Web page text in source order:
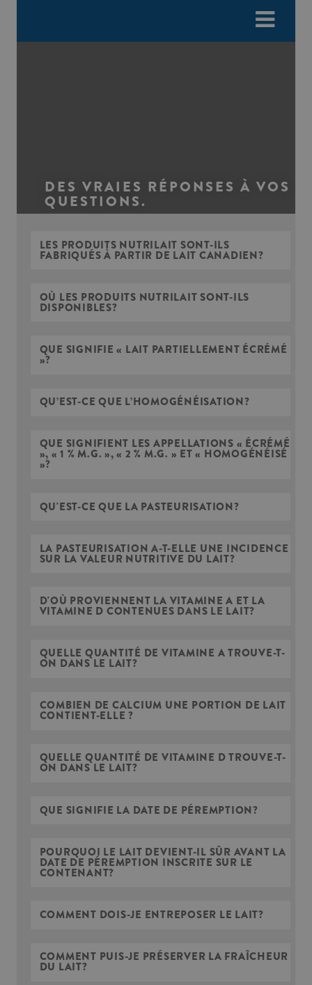
e
a
d
DES VRAIES RÉPONSES À VOS
QUESTIONS.
LES PRODUITS NUTRILAIT SONT-ILS
FABRIQUÉS À PARTIR DE LAIT CANADIEN?
OÙ LES PRODUITS NUTRILAIT SONT-ILS
DISPONIBLES?
QUE SIGNIFIE « LAIT PARTIELLEMENT ÉCRÉMÉ
»?
QU’EST-CE QUE L’HOMOGÉNÉISATION?
QUE SIGNIFIENT LES APPELLATIONS « ÉCRÉMÉ
», « 1 % M.G. », « 2 % M.G. » ET « HOMOGÉNÉISÉ
»?
QU'EST-CE QUE LA PASTEURISATION?
LA PASTEURISATION A-T-ELLE UNE INCIDENCE
SUR LA VALEUR NUTRITIVE DU LAIT?
D'OÙ PROVIENNENT LA VITAMINE A ET LA
VITAMINE D CONTENUES DANS LE LAIT?
QUELLE QUANTITÉ DE VITAMINE A TROUVE-T-
ON DANS LE LAIT?
COMBIEN DE CALCIUM UNE PORTION DE LAIT
CONTIENT-ELLE ?
QUELLE QUANTITÉ DE VITAMINE D TROUVE-T-
ON DANS LE LAIT?
QUE SIGNIFIE LA DATE DE PÉREMPTION?
POURQUOI LE LAIT DEVIENT-IL SÛR AVANT LA
DATE DE PÉREMPTION INSCRITE SUR LE
CONTENANT?
COMMENT DOIS-JE ENTREPOSER LE LAIT?
COMMENT PUIS-JE PRÉSERVER LA FRAÎCHEUR
DU LAIT?